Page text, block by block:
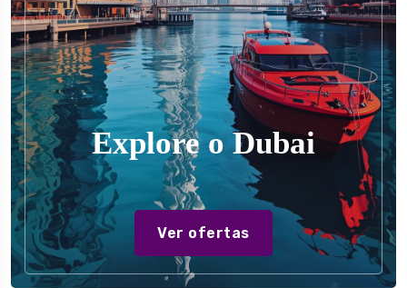
Explore o Dubai
Ver ofertas